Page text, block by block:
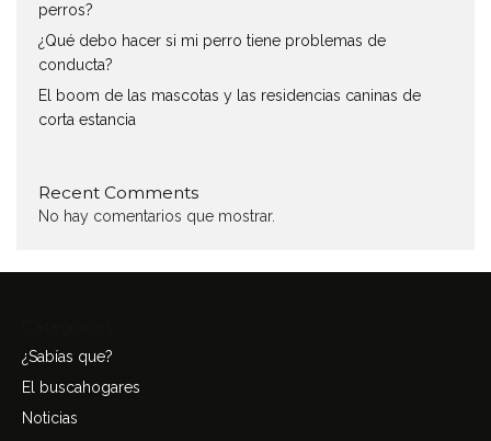
perros?
¿Qué debo hacer si mi perro tiene problemas de
conducta?
El boom de las mascotas y las residencias caninas de
corta estancia
Recent Comments
No hay comentarios que mostrar.
¿Sabías que?
El buscahogares
Noticias